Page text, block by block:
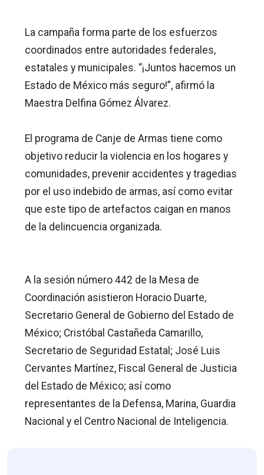
La campaña forma parte de los esfuerzos
coordinados entre autoridades federales,
estatales y municipales. “¡Juntos hacemos un
Estado de México más seguro!”, afirmó la
Maestra Delfina Gómez Álvarez.
El programa de Canje de Armas tiene como
objetivo reducir la violencia en los hogares y
comunidades, prevenir accidentes y tragedias
por el uso indebido de armas, así como evitar
que este tipo de artefactos caigan en manos
de la delincuencia organizada.
A la sesión número 442 de la Mesa de
Coordinación asistieron Horacio Duarte,
Secretario General de Gobierno del Estado de
México; Cristóbal Castañeda Camarillo,
Secretario de Seguridad Estatal; José Luis
Cervantes Martínez, Fiscal General de Justicia
del Estado de México; así como
representantes de la Defensa, Marina, Guardia
Nacional y el Centro Nacional de Inteligencia.